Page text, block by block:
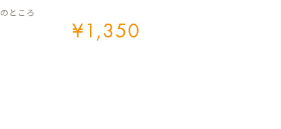
のところ
¥1,350